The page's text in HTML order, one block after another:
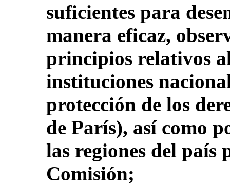
suficientes para
manera eficaz,
principios relativos
instituciones
protección de los
de París), así como
las regiones del país
Comisión;